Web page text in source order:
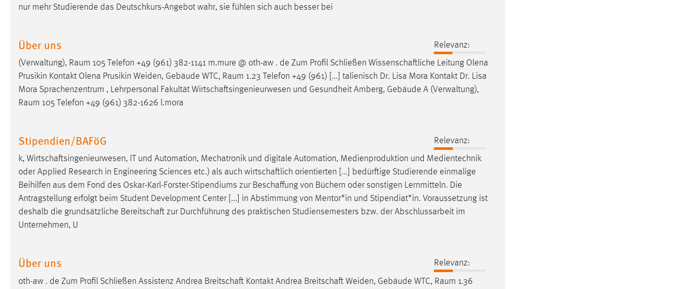
nur mehr Studierende das Deutschkurs-Angebot wahr, sie fühlen sich auch besser bei
Über uns
Relevanz:
(Verwaltung), Raum 105 Telefon +49 (961) 382-1141 m.mure @ oth-aw . de Zum Profil Schließen Wissenschaftliche Leitung Olena
Prusikin Kontakt Olena Prusikin Weiden, Gebäude WTC, Raum 1.23 Telefon +49 (961) [...] talienisch Dr. Lisa Mora Kontakt Dr. Lisa
Mora Sprachenzentrum , Lehrpersonal Fakultät Wirtschaftsingenieurwesen und Gesundheit Amberg, Gebäude A (Verwaltung),
Raum 105 Telefon +49 (961) 382-1626 l.mora
Stipendien/BAFöG
Relevanz:
k, Wirtschaftsingenieurwesen, IT und Automation, Mechatronik und digitale Automation, Medienproduktion und Medientechnik
oder Applied Research in Engineering Sciences etc.) als auch wirtschaftlich orientierten [...] bedürftige Studierende einmalige
Beihilfen aus dem Fond des Oskar-Karl-Forster-Stipendiums zur Beschaffung von Büchern oder sonstigen Lernmitteln. Die
Antragstellung erfolgt beim Student Development Center [...] in Abstimmung von Mentor*in und Stipendiat*in. Voraussetzung ist
deshalb die grundsätzliche Bereitschaft zur Durchführung des praktischen Studiensemesters bzw. der Abschlussarbeit im
Unternehmen, U
Über uns
Relevanz:
oth-aw . de Zum Profil Schließen Assistenz Andrea Breitschaft Kontakt Andrea Breitschaft Weiden, Gebäude WTC, Raum 1.36
Statistik Cookies erfassen Informationen anonym.
Diese Informationen helfen uns zu verstehen, wie
unsere Besucher unsere Website nutzen.
Matomo
Zweck: Zugriffsstatistik
Cookie Laufzeit: Max. 13 Monate
MARKETING
Marketing Cookies werden von Drittanbietern
verwendet, um personalisierte Werbung anzuzeigen.
Google Ads